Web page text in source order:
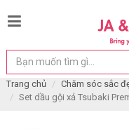
Trang chủ Chăm sóc sắc
Set dầu gội xả Tsubaki